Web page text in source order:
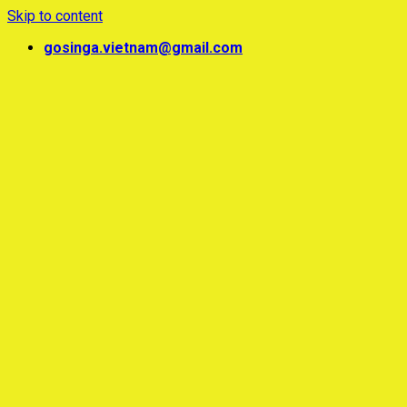
Skip to content
gosinga.vietnam@gmail.com